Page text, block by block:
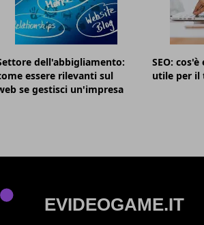
dell'abbigliamento:
essere rilevanti sul
se gestisci un'impresa
SEO:
utile per il